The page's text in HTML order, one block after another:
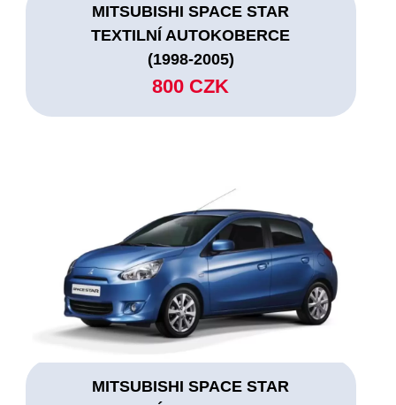
MITSUBISHI SPACE STAR
TEXTILNÍ AUTOKOBERCE
(1998-2005)
800 CZK
MITSUBISHI SPACE STAR